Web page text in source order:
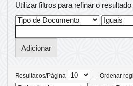
Utilizar filtros para refinar o
Resultados/Página |
Ordenar